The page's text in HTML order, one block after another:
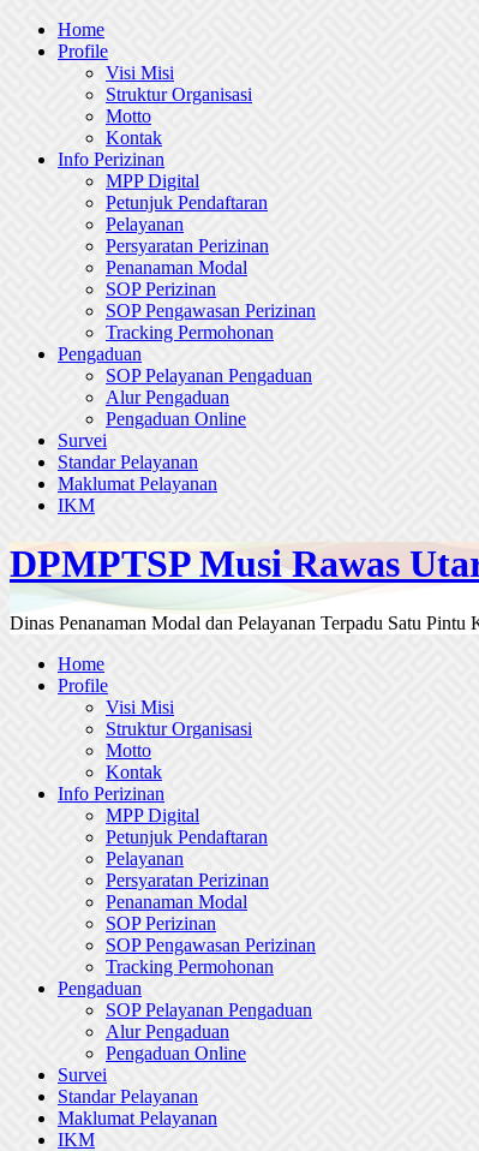
Skip
Home
Profile
Visi Misi
Struktur Organisasi
Motto
Kontak
Info Perizinan
MPP Digital
Petunjuk Pendaftaran
Pelayanan
Persyaratan Perizinan
Penanaman Modal
SOP Perizinan
SOP Pengawasan Perizinan
Tracking Permohonan
Pengaduan
SOP Pelayanan Pengaduan
Alur Pengaduan
Pengaduan Online
Survei
Standar Pelayanan
Maklumat Pelayanan
IKM
DPMPTSP Musi Rawas
Dinas Penanaman Modal dan Pelayanan Terpadu Satu Pintu
Home
Profile
Visi Misi
Struktur Organisasi
Motto
Kontak
Info Perizinan
MPP Digital
Petunjuk Pendaftaran
Pelayanan
Persyaratan Perizinan
Penanaman Modal
SOP Perizinan
SOP Pengawasan Perizinan
Tracking Permohonan
Pengaduan
SOP Pelayanan Pengaduan
Alur Pengaduan
Pengaduan Online
Survei
Standar Pelayanan
Maklumat Pelayanan
IKM